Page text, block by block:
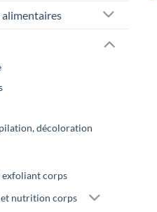
décoloration
exfoliant corps
nutrition corps